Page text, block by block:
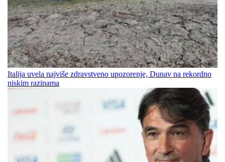
Italija uvela najviše zdravstveno upozorenje, Dunav na rekordno
niskim razinama